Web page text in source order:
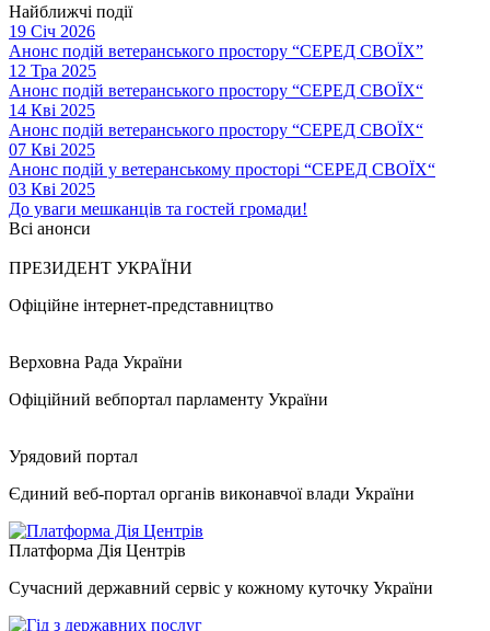
Найближчі події
19 Січ 2026
Анонс подій ветеранського простору “СЕРЕД СВОЇХ”
12 Тра 2025
Анонс подій ветеранського простору “СЕРЕД СВОЇХ“
14 Кві 2025
Анонс подій ветеранського простору “СЕРЕД СВОЇХ“
07 Кві 2025
Анонс подій у ветеранському просторі “СЕРЕД СВОЇХ“
03 Кві 2025
До уваги мешканців та гостей громади!
Всі анонси
ПРЕЗИДЕНТ УКРАЇНИ
Офіційне інтернет-представництво
Верховна Рада України
Офіційний вебпортал парламенту України
Урядовий портал
Єдиний веб-портал органів виконавчої влади України
Платформа Дія Центрів
Сучасний державний сервіс у кожному куточку України